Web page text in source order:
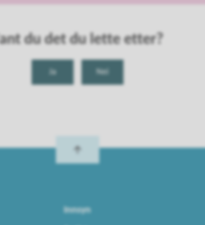
du det du lette etter?
Ja Nei
Innsyn